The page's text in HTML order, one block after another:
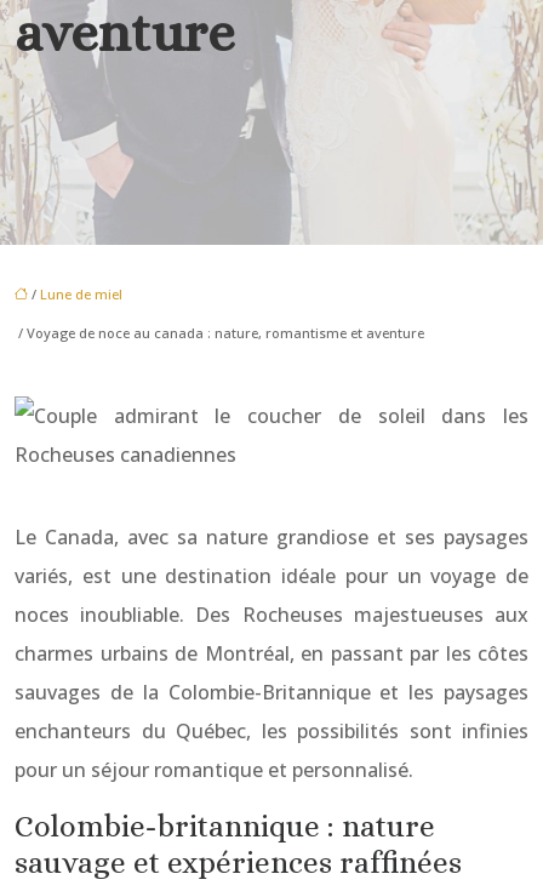
aventure
/ Lune de miel
/ Voyage de noce au canada : nature, romantisme et aventure
Le Canada, avec sa nature grandiose et ses paysages
variés, est une destination idéale pour un voyage de
noces inoubliable. Des Rocheuses majestueuses aux
charmes urbains de Montréal, en passant par les côtes
sauvages de la Colombie-Britannique et les paysages
enchanteurs du Québec, les possibilités sont infinies
pour un séjour romantique et personnalisé.
Colombie-britannique : nature
sauvage et expériences raffinées